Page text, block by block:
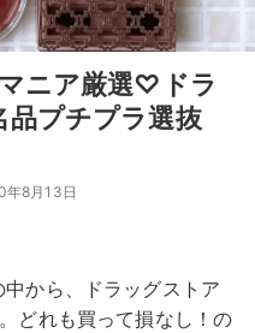
ニア厳選♡ドラ
品プチプラ選抜
年8月13日
から、ドラッグストア
どれも買って損なし！の